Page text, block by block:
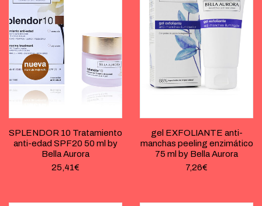
SPLENDOR 10 Tratamiento
anti-edad SPF20 50 ml by
Bella Aurora
25,41€
gel EXFOLIANTE anti-
manchas peeling enzimático
75 ml by Bella Aurora
7,26€